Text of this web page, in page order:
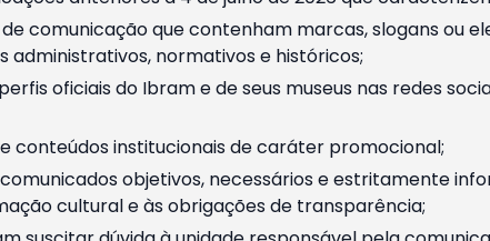
comunicação que contenham marcas, slogans ou
normativos e históricos;
oficiais do Ibram e de seus museus nas redes
conteúdos institucionais de caráter promocional;
objetivos, necessários e estritamente
cultural e às obrigações de transparência;